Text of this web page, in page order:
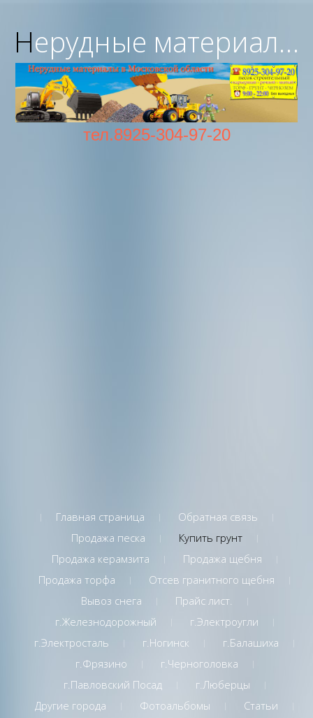
Нерудные материалы с доставкой в Московской области
тел.8925-304-97-20
Главная страница
Обратная связь
Продажа песка
Купить грунт
Продажа керамзита
Продажа щебня
Продажа торфа
Отсев гранитного щебня
Вывоз снега
Прайс лист.
г.Железнодорожный
г.Электроугли
г.Электросталь
г.Ногинск
г.Балашиха
г.Фрязино
г.Черноголовка
г.Павловский Посад
г.Люберцы
Другие города
Фотоальбомы
Статьи